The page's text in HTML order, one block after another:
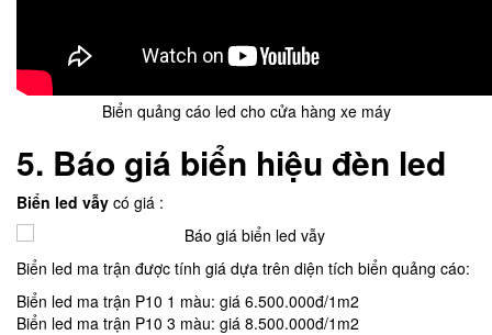
Biển quảng cáo led cho cửa hàng xe máy
5. Báo giá biển hiệu đèn led
Biển led vẫy có giá :
Biển led ma trận được tính giá dựa trên diện tích biển quảng cáo:
Biển led ma trận P10 1 màu: giá 6.500.000đ/1m2
Biển led ma trận P10 3 màu: giá 8.500.000đ/1m2